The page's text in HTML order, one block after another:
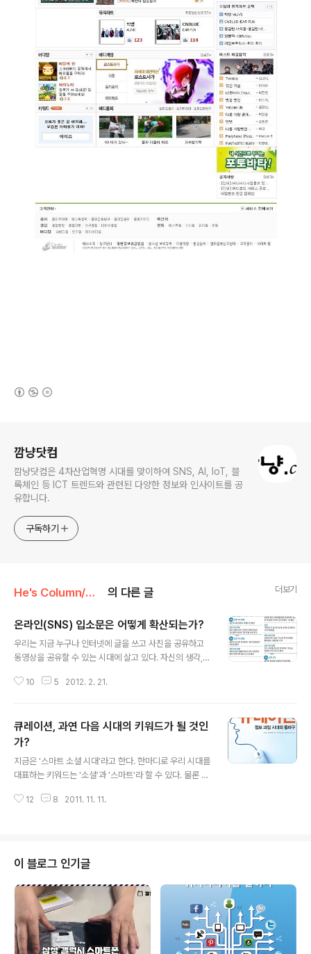
깜냥닷컴
깜냥닷컴은 4차산업혁명 시대를 맞이하여 SNS, AI, IoT, 블
록체인 등 ICT 트렌드와 관련된 다양한 정보와 인사이트를 공
유합니다.
구독하기
He's Column/Web2.0 의 다른 글 더보기
온라인(SNS) 입소문은 어떻게 확산되는가?
우리는 지금 누구나 인터넷에 글을 쓰고 사진을 공유하고
동영상을 공유할 수 있는 시대에 살고 있다. 자신의 생각,
있는 시대다. 특히 참여, 공유, 개방의 웹 2.0 시대를 경험
했다. 물론 대부분의 글들은 이슈를 만들어 내지 못하고 시
간이 지남에 따라 묻히게 된다. 하지만 이러한 글들중 일부
는 엄청난 이슈를 만들어 내면서 세상을 발칵 뒤집어 놓기
도 한다. 이번 채선당 사건도 마찬가지다. 한사람의 부정적
(채선당 사례보기: http://ggamnyang.com/1211). 연
10 5 2012. 2. 21.
큐레이션, 과연 다음 시대의 키워드가 될 것인
가?
지금은 '스마트 소셜 시대'라고 한다. 한마디로 우리 시대를
대표하는 키워드는 '소셜'과 '스마트'라 할 수 있다. 물론 지
있기 때문이다. 그렇다면 다음 시대에는 어떤 키워드가 뜰
발전흐름을 이해하게 되면 미래를 예측하는데 많은 도움이
될 것이다. 지금 우리는 다음 시대의 키워드를 알아보기 위
해 웹이 어떻게 발전해 왔는지 살펴봐야 하고 사용자가 어
떻게 변화해 왔는지 살펴봐야 한다. 우리는 3~4년 전에 웹
2.0을 경험했다. 참여, 공유, 개방이라는 웹 2.0의 기본 철
학이 수..
12 8 2011. 11. 11.
이 블로그 인기글